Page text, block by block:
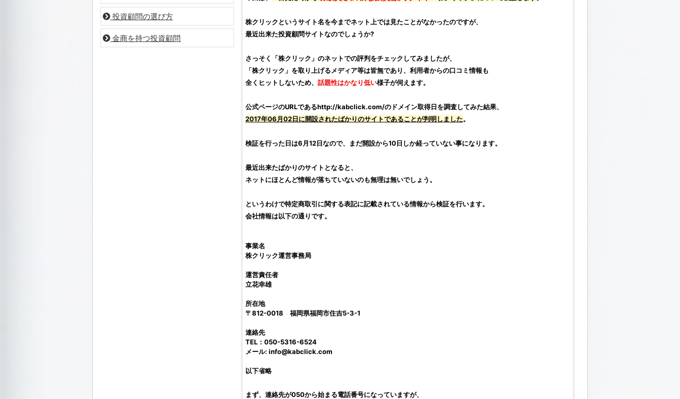
株クリックというサイト名を今までネット上では見たことがなかったのですが、
最近出来た投資顧問サイトなのでしょうか?
さっそく「株クリック 」のネットでの評判をチェックしてみましたが、
「株クリック 」を取り上げるメディア等は皆無であり、利用者からの口コミ情報も
全くヒットしないため、 話題性はかなり低い様子が伺えます。
公式ページのURLであるhttp://kabclick.com/のドメイン取得日を調査してみた結果、
2017年06月02日に開設されたばかりのサイトであることが判明しました。
検証を行った日は6月12日なので、まだ開設から10日しか経っていない事になります。
最近出来たばかりのサイトとなると、
ネットにほとんど情報が落ちていないのも無理は無いでしょう。
というわけで特定商取引に関する表記に記載されている情報から検証を行います。
会社情報は以下の通りです。
事業名
株クリック運営事務局
運営責任者
立花幸雄
所在地
〒812-0018 福岡県福岡市住吉5-3-1
連絡先
TEL：050-5316-6524
メール: info@kabclick.com
以下省略
まず、連絡先が050から始まる電話番号になっていますが、
投資顧問の選び方
金商を持つ投資顧問